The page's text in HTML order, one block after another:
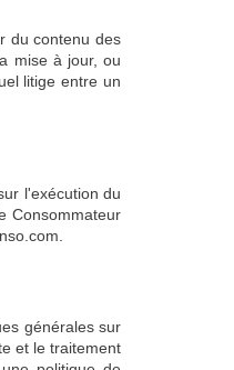
du contenu des
mise à jour, ou
litige entre un
l'exécution du
Consommateur
générales sur
et le traitement